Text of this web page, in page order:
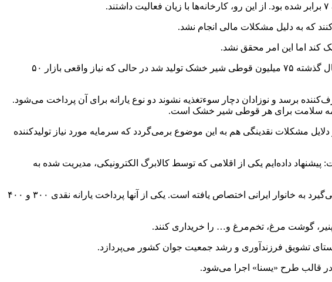
تحویل زاده با اشاره به این که ۱۵ درصد تولید شیر خشک کودک وابسته به تولید محصولات لبنی کشور است، یادآور شد: سال گذشته ۷۵ میلیون قوطی شیر خشک تولید شد در حالی که نیاز واقعی بازار ۵۰
برسد و نوزادان دچار سوءتغذیه نشوند دو نوع یارانه برای آن پرداخت می‌شود.
وی اضافه کرد: البته یارانه ۱۰۰ هزار تومانی باید ۳ ماهه پرداخت شود اما با تأخیر و ۵ تا ۶ ماهه پرداخت می‌شود که یکی از دلایل مشکلات نقدینگی هم به این موضوع برمی‌گردد که سرمایه مورد نیاز تولیدکننده
داده‌ایم یکی از اقلامی که توسط کالابرگ الکترونیکی، مدیریت شده به
به گزارش خبرنگار مهر، در حال حاضر چندین یارانه به‌جز یارانه‌هایی که به کالاهای اساسی از جمله نان، بنزین و… تعلق می‌گیرد به خانوار ایرانی اختصاص یافته است. یکی از آنها پرداخت یارانه نقدی ۳۰۰ و ۴۰۰
تشویق فرزندآوری و رشد جمعیت جوان کشور می‌پردازد.
در قالب طرح «یسنا» اجرا می‌شود.